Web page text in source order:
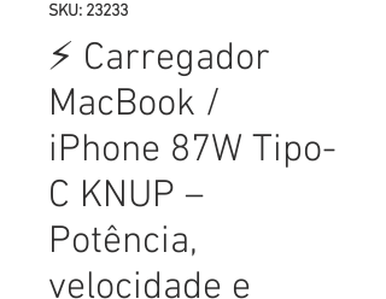
SKU: 23233
⚡ Carregador
MacBook /
iPhone 87W Tipo-
C KNUP –
Potência,
velocidade e